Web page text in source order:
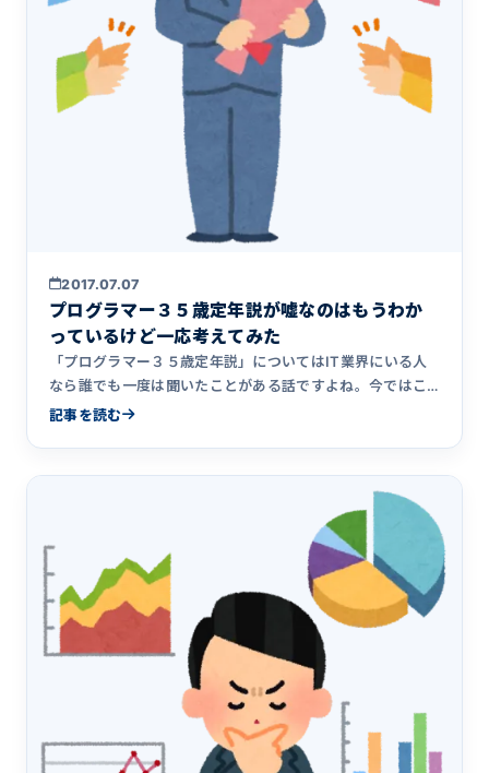
2017.07.07
プログラマー３５歳定年説が嘘なのはもうわか
っているけど一応考えてみた
「プログラマー３５歳定年説」についてはIT業界にいる人
なら誰でも一度は聞いたことがある話ですよね。今ではこ
んなものはくだ&hellip;
記事を読む